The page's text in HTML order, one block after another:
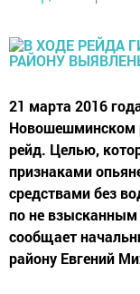
21 марта 2016
Новошешминском
рейд. Целью,
признаками
средствами без
по не
сообщает
району Евгений